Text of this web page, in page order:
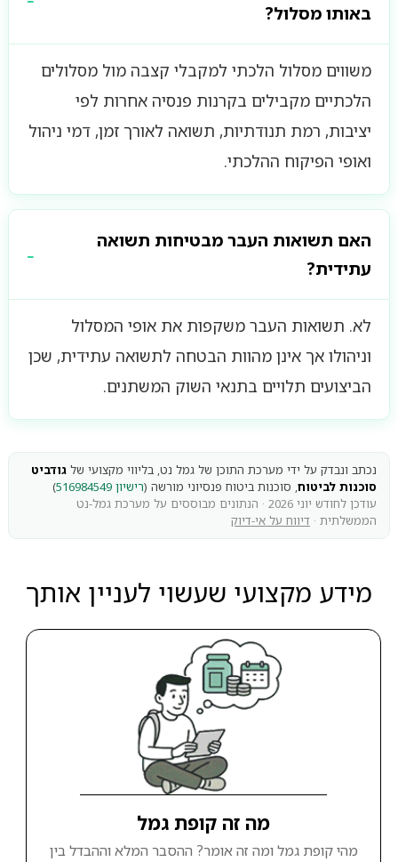
באותו מסלול?
משווים מסלול הלכתי למקבלי קצבה מול מסלולים
הלכתיים מקבילים בקרנות פנסיה אחרות לפי
יציבות, רמת תנודתיות, תשואה לאורך זמן, דמי ניהול
ואופי הפיקוח ההלכתי.
האם תשואות העבר מבטיחות תשואה
עתידית?
לא. תשואות העבר משקפות את אופי המסלול
וניהולו אך אינן מהוות הבטחה לתשואה עתידית, שכן
הביצועים תלויים בתנאי השוק המשתנים.
נכתב ונבדק על ידי מערכת התוכן של גמל נט, בליווי מקצועי של גודביט
סוכנות לביטוח, סוכנות ביטוח פנסיוני מורשה (רישיון 516984549
)
עודכן לחודש יוני 2026 · הנתונים מבוססים על מערכת גמל-נט
הממשלתית · דיווח על אי-דיוק
מידע מקצועי שעשוי לעניין אותך
מה זה קופת גמל
מהי קופת גמל ומה זה אומר? ההסבר המלא וההבדל בין